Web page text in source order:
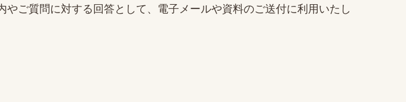
ご質問に対する回答として、電子メールや資料のご送付に利用いたし